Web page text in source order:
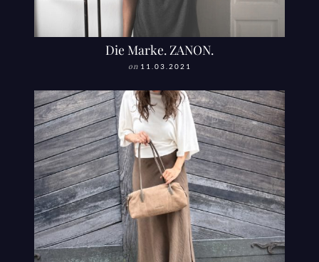
Die Marke. ZANON.
on 11.03.2021